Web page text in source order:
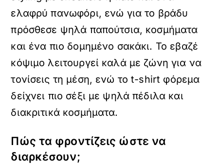
ελαφρύ πανωφόρι, ενώ για το βράδυ
πρόσθεσε ψηλά παπούτσια, κοσμήματα
και ένα πιο δομημένο σακάκι. Το εβαζέ
κόψιμο λειτουργεί καλά με ζώνη για να
τονίσεις τη μέση, ενώ το t-shirt φόρεμα
δείχνει πιο σέξι με ψηλά πέδιλα και
διακριτικά κοσμήματα.
Πώς τα φροντίζεις ώστε να
διαρκέσουν;